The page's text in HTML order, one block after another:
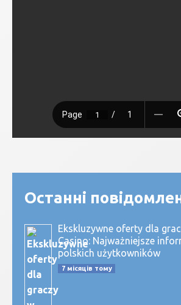
Останні
Ekskluzywne oferty dla
Casino: Najważniejsze
polskich użytkowników
7 місяців тому